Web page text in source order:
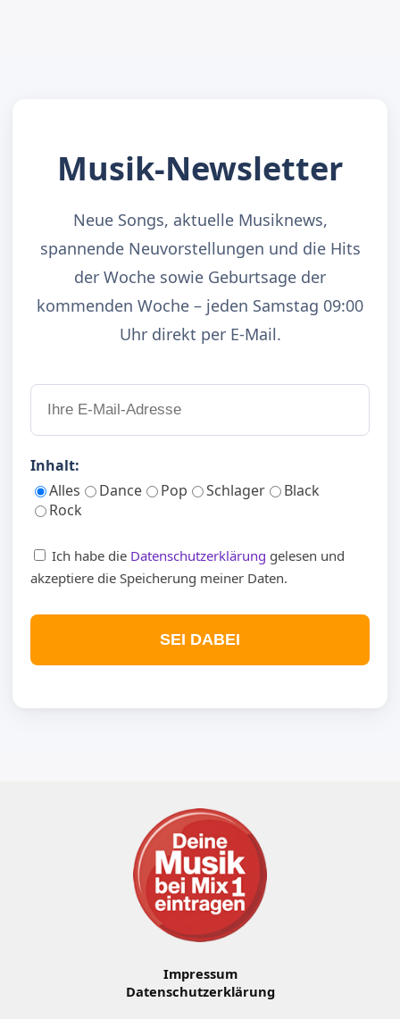
Musik-Newsletter
Neue Songs, aktuelle Musiknews,
spannende Neuvorstellungen und die Hits
der Woche sowie Geburtsage der
kommenden Woche – jeden Samstag 09:00
Uhr direkt per E-Mail.
Inhalt:
Alles
Dance Pop Schlager
Black
Rock
Ich habe die Datenschutzerklärung gelesen und
akzeptiere die Speicherung meiner Daten.
SEI DABEI
Impressum
Datenschutzerklärung